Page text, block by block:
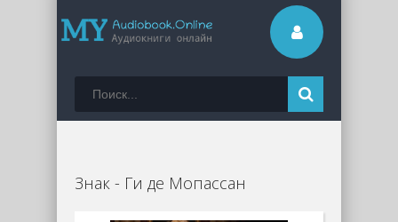
Знак - Ги де Мопассан